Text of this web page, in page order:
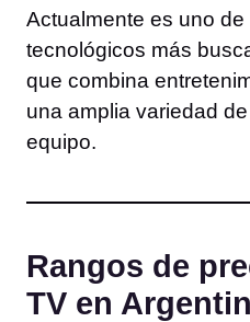
Actualmente es uno
tecnológicos más
que combina
una amplia variedad
equipo.
Rangos de
TV en